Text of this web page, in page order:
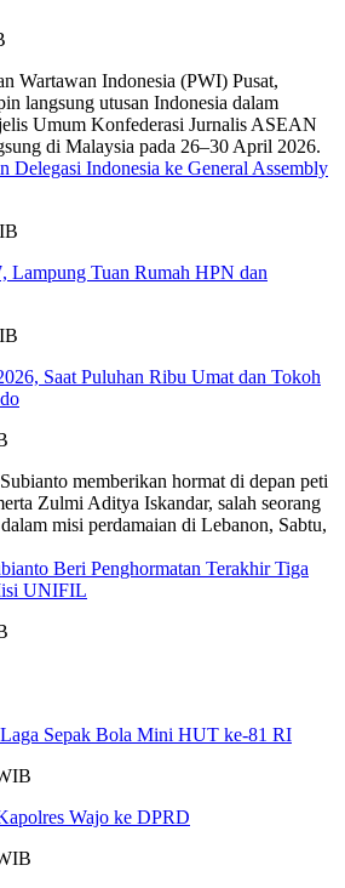
Delegasi Indonesia ke General Assembly
Lampung Tuan Rumah HPN dan
Saat Puluhan Ribu Umat dan Tokoh
Beri Penghormatan Terakhir Tiga
UNIFIL
Sepak Bola Mini HUT ke-81 RI
Wajo ke DPRD